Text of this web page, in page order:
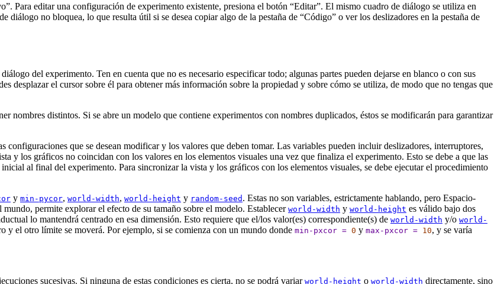
Para editar una configuración de experimento existente, presiona el botón “Editar”. El mismo cuadro de diálogo se utiliza en
no bloquea, lo que resulta útil si se desea copiar algo de la pestaña de “Código” o ver los deslizadores en la pestaña de
del experimento. Ten en cuenta que no es necesario especificar todo; algunas partes pueden dejarse en blanco o con sus
desplazar el cursor sobre él para obtener más información sobre la propiedad y sobre cómo se utiliza, de modo que no tengas que
nombres distintos. Si se abre un modelo que contiene experimentos con nombres duplicados, éstos se modificarán para garantizar
configuraciones que se desean modificar y los valores que deben tomar. Las variables pueden incluir deslizadores, interruptores,
y los gráficos no coincidan con los valores en los elementos visuales una vez que finaliza el experimento. Esto se debe a que las
al final del experimento. Para sincronizar la vista y los gráficos con los elementos visuales, se debe ejecutar el procedimiento
y min-pycor, world-width, world-height y random-seed . Estas no son variables, estrictamente hablando, pero Espacio-
permite explorar el efecto de su tamaño sobre el modelo. Establecer world-width y world-height es válido bajo dos
lo mantendrá centrado en esa dimensión. Esto requiere que el/los valor(es) correspondiente(s) de world-width y/o world-
y el otro límite se moverá. Por ejemplo, si se comienza con un mundo donde min-pxcor = 0 y max-pxcor = 10, y se varía
sucesivas. Si ninguna de estas condiciones es cierta, no se podrá variar world-height o world-width directamente, sino